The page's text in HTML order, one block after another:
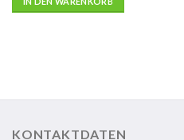
KONTAKTDATEN